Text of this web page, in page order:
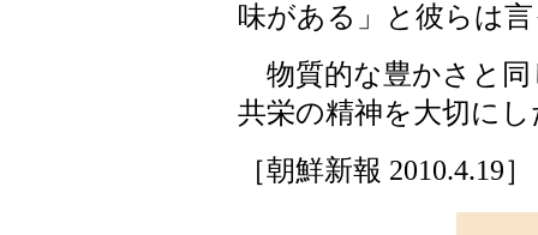
味がある」と彼らは
物質的な豊かさと同
共栄の精神を大切に
［朝鮮新報 2010.4.19］